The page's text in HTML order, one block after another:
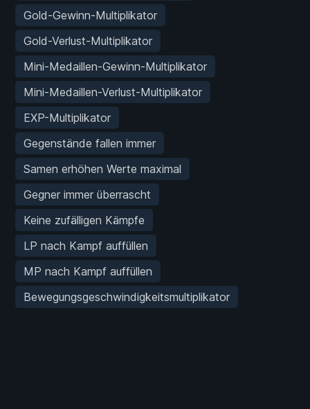
Gold-Gewinn-Multiplikator
Gold-Verlust-Multiplikator
Mini-Medaillen-Gewinn-Multiplikator
Mini-Medaillen-Verlust-Multiplikator
EXP-Multiplikator
Gegenstände fallen immer
Samen erhöhen Werte maximal
Gegner immer überrascht
Keine zufälligen Kämpfe
LP nach Kampf auffüllen
MP nach Kampf auffüllen
Bewegungsgeschwindigkeitsmultiplikator